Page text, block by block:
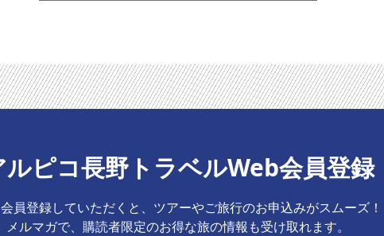
ルピコ長野トラベルWeb会員登録
員登録していただくと、ツアーやご旅行のお申込みがスムーズ！
メルマガで、購読者限定のお得な旅の情報も受け取れます。